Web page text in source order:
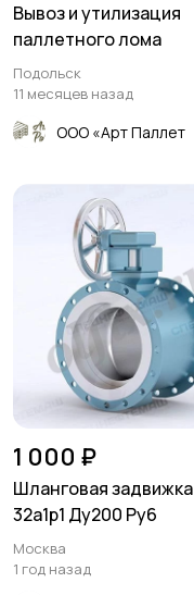
Вывоз и утилизация
паллетного лома
Подольск
11 месяцев назад
ООО «Арт Паллет
1 000 ₽
Шланговая задвижка
32а1р1 Ду200 Ру6
Москва
1 год назад